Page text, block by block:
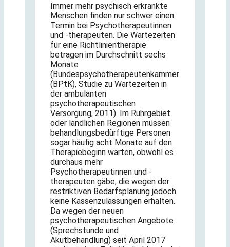
Immer mehr psychisch erkrankte
Menschen finden nur schwer einen
Termin bei Psychotherapeutinnen
und -therapeuten. Die Wartezeiten
für eine Richtlinientherapie
betragen im Durchschnitt sechs
Monate
(Bundespsychotherapeutenkammer
(BPtK), Studie zu Wartezeiten in
der ambulanten
psychotherapeutischen
Versorgung, 2011). Im Ruhrgebiet
oder ländlichen Regionen müssen
behandlungsbedürftige Personen
sogar häufig acht Monate auf den
Therapiebeginn warten, obwohl es
durchaus mehr
Psychotherapeutinnen und -
therapeuten gäbe, die wegen der
restriktiven Bedarfsplanung jedoch
keine Kassenzulassungen erhalten.
Da wegen der neuen
psychotherapeutischen Angebote
(Sprechstunde und
Akutbehandlung) seit April 2017